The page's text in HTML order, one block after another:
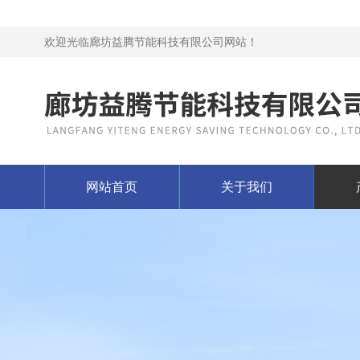
欢迎光临廊坊益腾节能科技有限公司网站！
网站首页 关于我们